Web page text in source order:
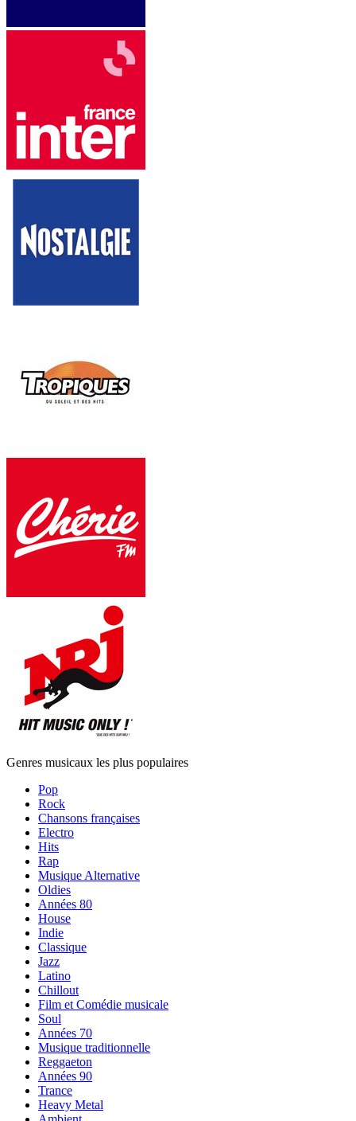
Genres musicaux les plus populaires
Pop
Rock
Chansons françaises
Electro
Hits
Rap
Musique Alternative
Oldies
Années 80
House
Indie
Classique
Jazz
Latino
Chillout
Film et Comédie musicale
Soul
Années 70
Musique traditionnelle
Reggaeton
Années 90
Trance
Heavy Metal